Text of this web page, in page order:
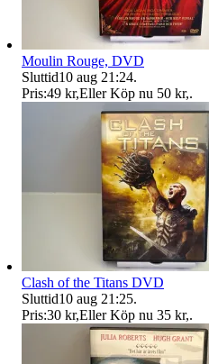
Moulin Rouge, DVD
Sluttid10 aug 21:24.
Pris:49 kr,Eller Köp nu 50 kr,.
Clash of the Titans DVD
Sluttid10 aug 21:25.
Pris:30 kr,Eller Köp nu 35 kr,.